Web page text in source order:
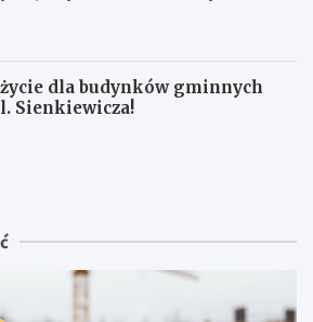
dla budynków gminnych
Sienkiewicza!